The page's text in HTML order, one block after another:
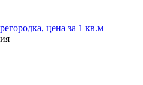
цена за 1 кв.м